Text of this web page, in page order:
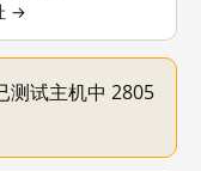
→
测试主机中 2805